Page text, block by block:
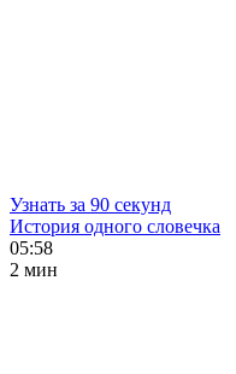
Узнать за 90 секунд
История одного словечка
05:58
2 мин